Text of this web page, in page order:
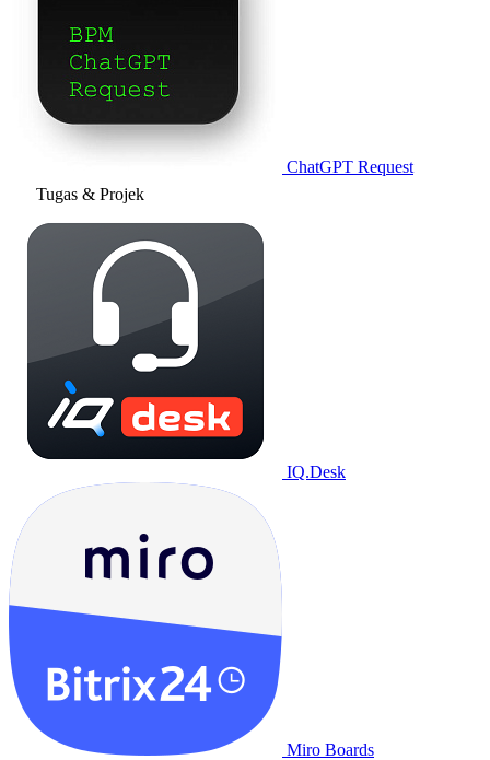
ChatGPT Request
Tugas & Projek
IQ.Desk
Miro Boards